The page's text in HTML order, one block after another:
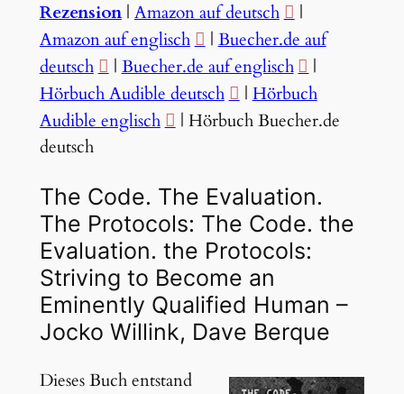
Rezension|Amazon auf deutsch
|
Amazon auf englisch
|Buecher.de auf
deutsch
|Buecher.de auf englisch
|
Hörbuch Audible deutsch
|Hörbuch
Audible englisch
| Hörbuch Buecher.de
deutsch
The Code. The Evaluation.
The Protocols: The Code. the
Evaluation. the Protocols:
Striving to Become an
Eminently Qualified Human –
Jocko Willink, Dave Berque
Dieses Buch entstand